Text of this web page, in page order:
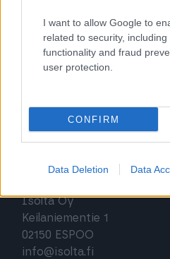
I want to allow Google to
related to security,
functionality and fraud
user protection.
CONFIRM
Data Deletion Data
Perintäpalvelu
Palkanmaksu
Tulostuspalvelu
YHTEYSTIEDOT
Isolta Oy
Keilaniementie 1
02150 ESPOO
info@isolta.fi